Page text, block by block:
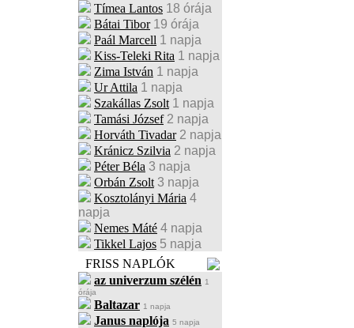
Tímea Lantos 18 órája
Bátai Tibor 19 órája
Paál Marcell 1 napja
Kiss-Teleki Rita 1 napja
Zima István 1 napja
Ur Attila 1 napja
Szakállas Zsolt 1 napja
Tamási József 2 napja
Horváth Tivadar 2 napja
Kránicz Szilvia 2 napja
Péter Béla 3 napja
Orbán Zsolt 3 napja
Kosztolányi Mária 4
napja
Nemes Máté 4 napja
Tikkel Lajos 5 napja
FRISS NAPLÓK
az univerzum szélén 1
órája
Baltazar 1 napja
Janus naplója 5 napja